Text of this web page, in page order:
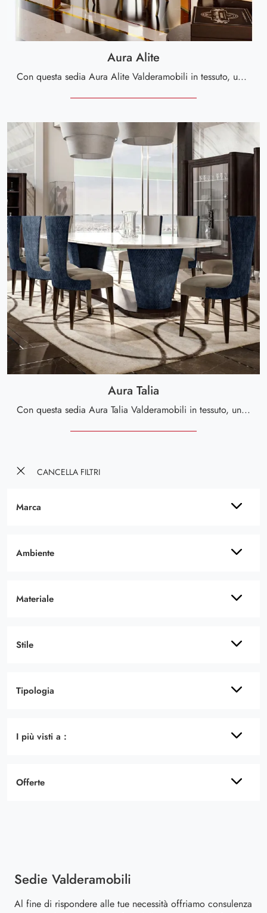
CANCELLA FILTRI
Marca
Ambiente
Materiale
Stile
Tipologia
I più visti a :
Offerte
Aura Alite
Con questa sedia Aura Alite Valderamobili in tessuto, una tra le nostre sedute fisse design, potrai completare i tuoi interni.
Aura Talia
Con questa sedia Aura Talia Valderamobili in tessuto, una delle nostre sedute fisse design, potrai completare i tuoi interni.
Sedie Valderamobili
Al fine di rispondere alle tue necessità offriamo consulenza